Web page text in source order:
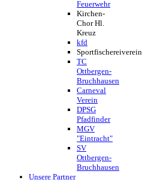
Feuerwehr
Kirchen-
Chor Hl.
Kreuz
kfd
Sportfischereiverein
TC
Ottbergen-
Bruchhausen
Carneval
Verein
DPSG
Pfadfinder
MGV
"Eintracht"
SV
Ottbergen-
Bruchhausen
Unsere Partner